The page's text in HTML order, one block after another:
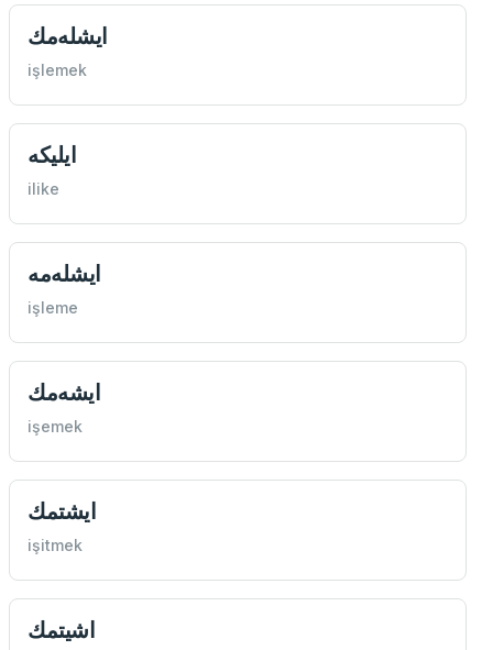
ايشله‌مك
işlemek
ايليكه
ilike
ايشله‌مه
işleme
ايشه‌مك
işemek
ايشتمك
işitmek
اشيتمك